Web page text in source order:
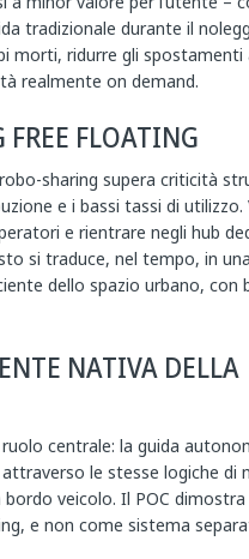
tradizionale durante il
ridurre gli spostamenti
realmente on demand.
FLOATING
sharing supera criticità
e i bassi tassi di utilizzo.
e rientrare negli hub
si traduce, nel tempo, in
dello spazio urbano, con
NATIVA DELLA
centrale: la guida
le stesse logiche di
veicolo. Il POC dimostra
e non come sistema